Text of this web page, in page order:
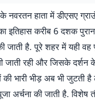
के नवरतन हाता में डीएसए
इतिहास करीब 6 दशक
जाती है. पूरे शहर में यही
जाती रही और जिसके
की भारी भीड़ अब भी जुटती
अर्चना की जाती है. विशेष